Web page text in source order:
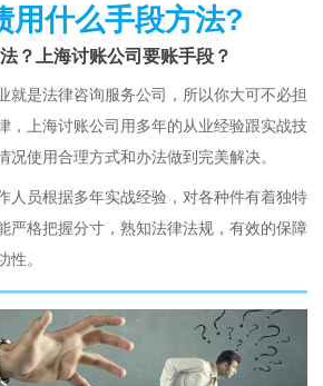
用什么手段方法?
？上海讨账公司要账手段？
就是法律咨询服务公司，所以你大可不必担
，上海讨账公司用多年的从业经验跟实战技
况使用合理方式和办法做到完美解决。
人员根据多年实战经验，对各种件有着独特
严格把握分寸，熟知法律法规，有效的保障
性。